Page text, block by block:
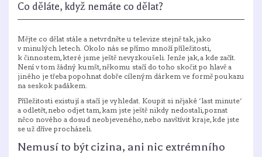
Co děláte, když nemáte co dělat?
Mějte co dělat stále a netvrdněte u televize stejně tak, jako
v minulých letech. Okolo nás se přímo množí příležitosti,
k činnostem, které jsme ještě nevyzkoušeli. Jenže jak, a kde začít.
Není v tom žádný kumšt, někomu stačí do toho skočit po hlavě a
jiného je třeba popohnat dobře cíleným dárkem ve formě poukazu
na seskok padákem.
Příležitosti existují a stačí je vyhledat. Koupit si nějaké ‘last minute‘
a odletět, nebo odjet tam, kam jste ještě nikdy nedostali, poznat
něco nového a dosud neobjeveného, nebo navštívit kraje, kde jste
se už dříve procházeli.
Nemusí to být cizina, ani nic extrémního